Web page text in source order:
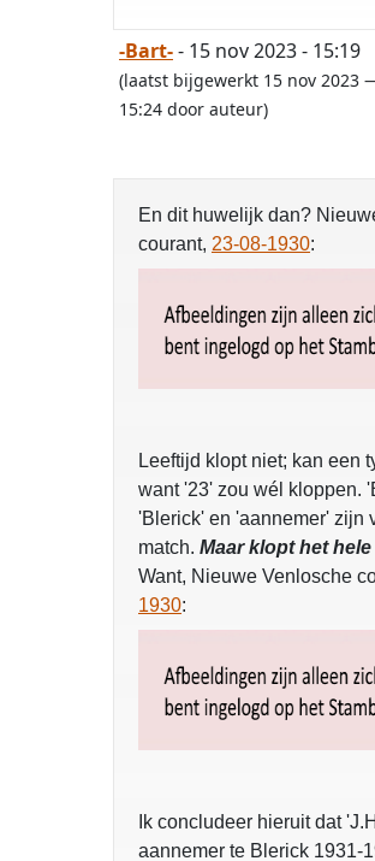
-Bart-- 15 nov 2023 - 15:19
(laatst bijgewerkt 15 nov 2023
15:24 door auteur)
En dit huwelijk dan?
courant, 23-08-1930:
Leeftijd klopt niet; kan een
want '23' zou wél kloppen.
'Blerick' en 'aannemer' zijn
match. Maar klopt het
Want, Nieuwe Venlosche
1930:
Ik concludeer hieruit dat
aannemer te Blerick 1931-